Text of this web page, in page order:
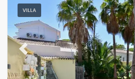
VILLA
Previous